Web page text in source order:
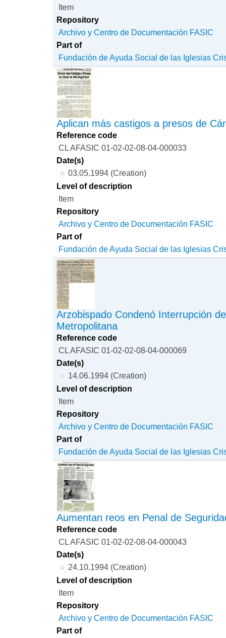
Item
Repository
Archivo y Centro de Documentación FASIC
Part of
Fundación de Ayuda Social de las Iglesias
Aplican más castigos a presos de
Reference code
CL AFASIC 01-02-02-08-04-000033
Date(s)
03.05.1994 (Creation)
Level of description
Item
Repository
Archivo y Centro de Documentación FASIC
Part of
Fundación de Ayuda Social de las Iglesias
Arzobispado Condenó Interrupción
Metropolitana
Reference code
CL AFASIC 01-02-02-08-04-000069
Date(s)
14.06.1994 (Creation)
Level of description
Item
Repository
Archivo y Centro de Documentación FASIC
Part of
Fundación de Ayuda Social de las Iglesias
Aumentan reos en Penal de
Reference code
CL AFASIC 01-02-02-08-04-000043
Date(s)
24.10.1994 (Creation)
Level of description
Item
Repository
Archivo y Centro de Documentación FASIC
Part of